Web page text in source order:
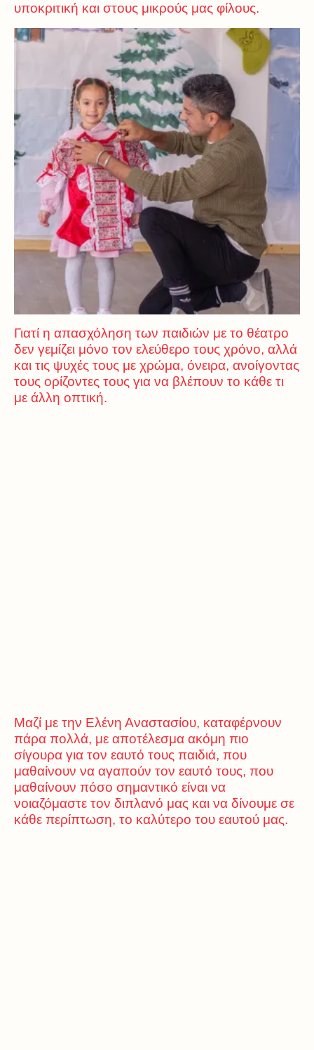
υποκριτική και στους μικρούς μας φίλους.
Γιατί η απασχόληση των παιδιών με το θέατρο
δεν γεμίζει μόνο τον ελεύθερο τους χρόνο, αλλά
και τις ψυχές τους με χρώμα, όνειρα, ανοίγοντας
τους ορίζοντες τους για να βλέπουν το κάθε τι
με άλλη οπτική.
Μαζί με την Ελένη Αναστασίου, καταφέρνουν
πάρα πολλά, με αποτέλεσμα ακόμη πιο
σίγουρα για τον εαυτό τους παιδιά, που
μαθαίνουν να αγαπούν τον εαυτό τους, που
μαθαίνουν πόσο σημαντικό είναι να
νοιαζόμαστε τον διπλανό μας και να δίνουμε σε
κάθε περίπτωση, το καλύτερο του εαυτού μας.